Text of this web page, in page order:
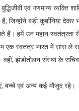
एवं गणमान्य व्यक्ति
जिन्होंने बड़ी कुर्बानियां
हमें उन महान स्वतंत्रता
एक स्वतंत्र भारत में सांस ले
झंडोतोलन संस्था के
बच्चे एवं अन्य कई मौजूद रहे।